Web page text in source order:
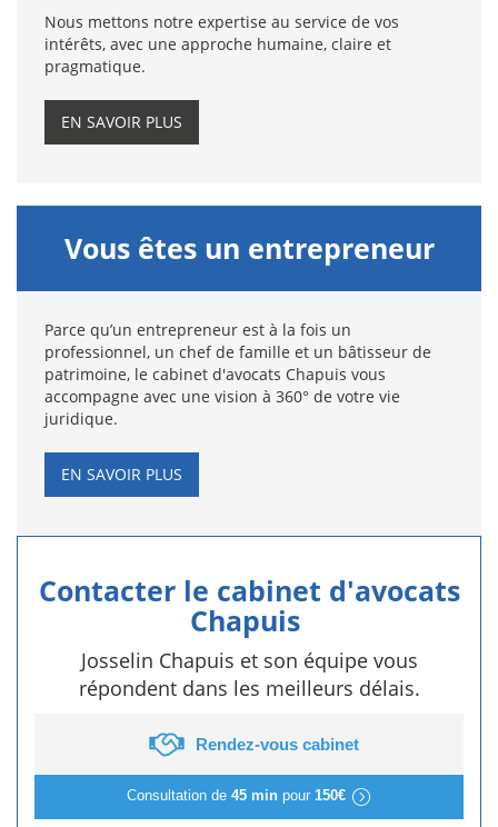
Nous mettons notre expertise au service de vos
intérêts, avec une approche humaine, claire et
pragmatique.
EN SAVOIR PLUS
Vous êtes un entrepreneur
Parce qu’un entrepreneur est à la fois un
professionnel, un chef de famille et un bâtisseur de
patrimoine, le cabinet d'avocats Chapuis vous
accompagne avec une vision à 360° de votre vie
juridique.
EN SAVOIR PLUS
Contacter le cabinet d'avocats
Chapuis
Josselin Chapuis et son équipe vous
répondent dans les meilleurs délais.
Rendez-vous cabinet
Consultation de 45 minpour 150€